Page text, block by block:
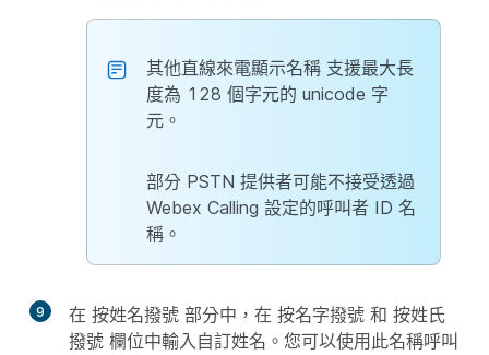
其他直線來電顯示名稱 支援最大長
度為 128 個字元的 unicode 字
元。
部分 PSTN 提供者可能不接受透過
Webex Calling 設定的呼叫者 ID 名
稱。
9 在 按姓名撥號 部分中，在 按名字撥號 和 按姓氏
撥號 欄位中輸入自訂姓名。您可以使用此名稱呼叫